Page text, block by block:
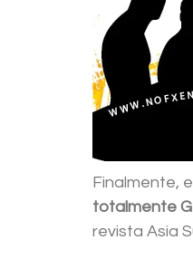
Finalmente,
totalmente
revista Asia